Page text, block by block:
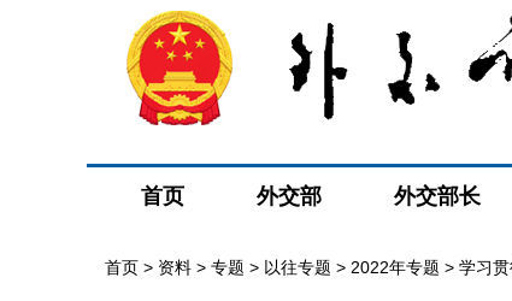
首页 外交部 外交部长
首页 > 资料 > 专题 > 以往专题 > 2022年专题 > 学习